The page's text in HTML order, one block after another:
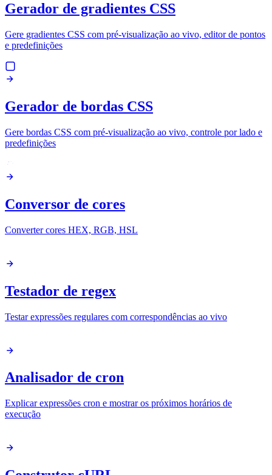
Gerador de gradientes CSS
Gere gradientes CSS com pré-visualização ao vivo, editor de pontos
e predefinições
Gerador de bordas CSS
Gere bordas CSS com pré-visualização ao vivo, controle por lado e
predefinições
Conversor de cores
Converter cores HEX, RGB, HSL
Testador de regex
Testar expressões regulares com correspondências ao vivo
Analisador de cron
Explicar expressões cron e mostrar os próximos horários de
execução